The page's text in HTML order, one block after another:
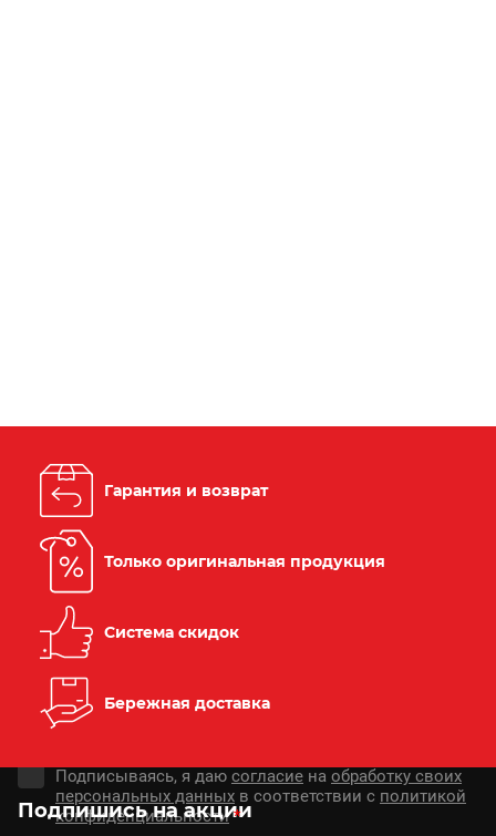
Гарантия и возврат
Только оригинальная продукция
Система скидок
Бережная доставка
Подпишись на акции
Подписываясь, я даю согласие на обработку своих
персональных данных в соответствии с политикой
конфиденциальности *